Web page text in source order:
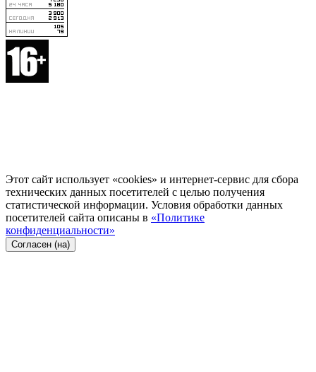
Этот сайт использует «cookies» и интернет-сервис для сбора
технических данных посетителей с целью получения
статистической информации. Условия обработки данных
посетителей сайта описаны в «Политике
конфиденциальности»
Согласен (на)